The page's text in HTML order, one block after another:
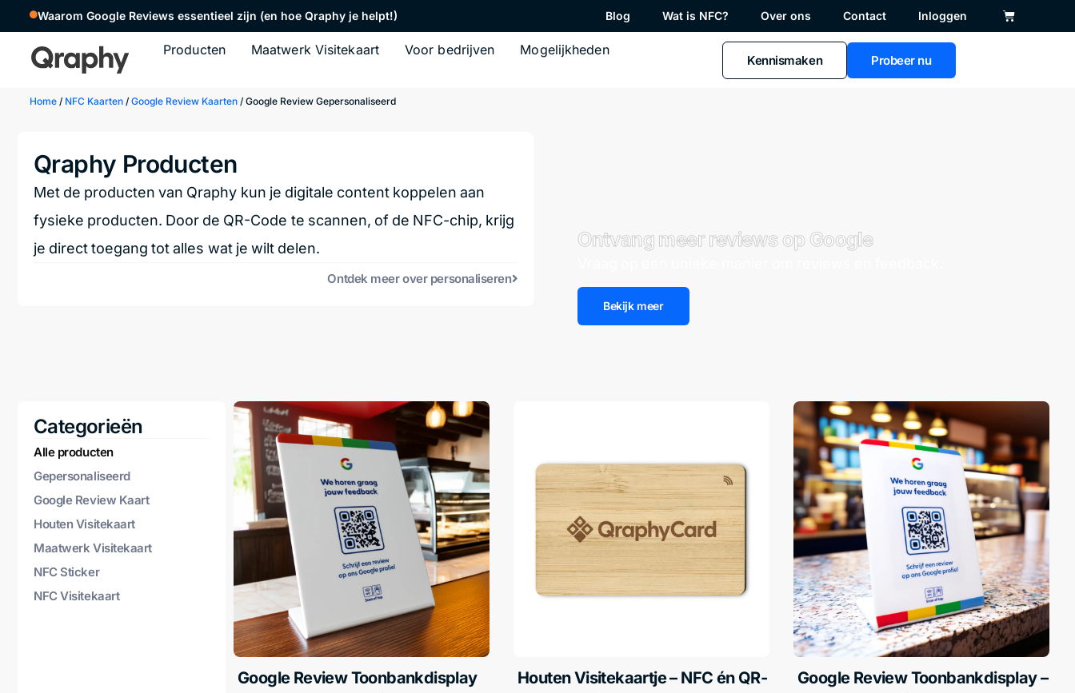
Waarom Google Reviews essentieel zijn (en hoe Qraphy je helpt!) Blog Wat is NFC? Over ons Contact Inloggen
Producten Maatwerk Visitekaart Voor bedrijven Mogelijkheden
Kennismaken Probeer nu
Home / NFC Kaarten /Google Review Kaarten / Google Review Gepersonaliseerd
Qraphy Producten
Met de producten van Qraphy kun je digitale content koppelen aan
fysieke producten. Door de QR-Code te scannen, of de NFC-chip, krijg
je direct toegang tot alles wat je wilt delen.
Ontdek meer over personaliseren
Ontvang meer reviews op Google
Bekijk meer
Categorieën
Gepersonaliseerd
Google Review Kaart
Houten Visitekaart
Maatwerk Visitekaart
NFC Sticker
NFC Visitekaart
Alle producten
Google Review Toonbankdisplay
Houten Visitekaartje – NFC én QR-
Google Review Toonbankdisplay –